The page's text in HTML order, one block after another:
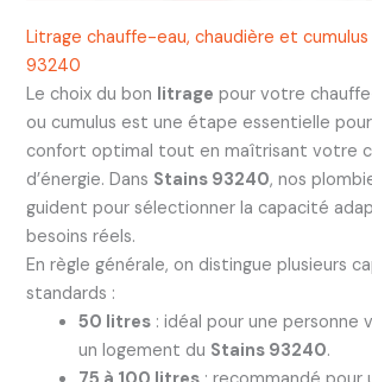
Litrage chauffe-eau, chaudière et cumulus
93240
Le choix du bon litrage pour votre
ou cumulus est une étape essentielle
confort optimal tout en maîtrisant votre
d’énergie. Dans Stains 93240, nos
guident pour sélectionner la capacité
besoins réels.
En règle générale, on distingue plusieurs
standards :
50 litres: idéal pour une personne
un logement du Stains 93240.